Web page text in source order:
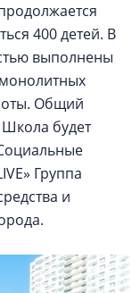
400 детей. В
выполнены
Общий
Школа будет
Группа
и